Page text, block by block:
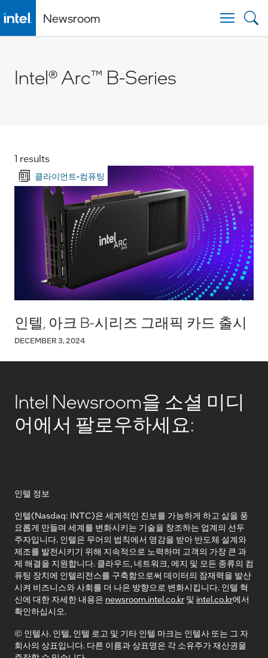
Newsroom
Intel® Arc™ B-Series
1 results
클라이언트-컴퓨팅
인텔, 아크 B-시리즈 그래픽 카드 출시
DECEMBER 3, 2024
Intel Newsroom을 소셜 미디
어에서 팔로우하세요:
인텔 정보
인텔(Nasdaq: INTC)은 세계적인 진보를 가능하게 하고 삶을 풍
요롭게 만들며 세계를 변화시키는 기술을 창조하는 업계의 선두
주자입니다. 인텔은 무어의 법칙에서 영감을 받아 반도체 설계와
제조를 발전시키기 위해 지속적으로 노력하며 고객의 가장 큰 과
제 해결을 지원합니다. 클라우드, 네트워크, 에지 및 모든 종류의 컴
퓨팅 장치에 인텔리전스를 구축함으로써 데이터의 잠재력을 발산
시켜 비즈니스와 사회를 더 나은 방향으로 변화시킵니다. 인텔 혁
신에 대한 자세한 내용은 newsroom.intel.co.kr및 intel.co.kr에서
확인하십시오.
© 인텔사. 인텔, 인텔 로고 및 기타 인텔 마크는 인텔사 또는 그 자
회사의 상표입니다. 다른 이름과 상표명은 각 소유주가 재산권을